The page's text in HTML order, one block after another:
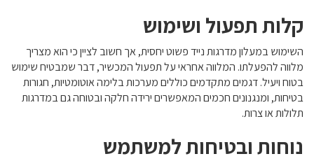
קלות תפעול ושימוש
השימוש במעלון מדרגות נייד פשוט יחסית, אך חשוב לציין כי הוא מצריך
מלווה להפעלתו. המלווה אחראי על תפעול המכשיר, דבר שמבטיח שימוש
בטוח ויעיל. דגמים מתקדמים כוללים מערכות בלימה אוטומטיות, חגורות
בטיחות, ומנגנונים חכמים המאפשרים ירידה חלקה ובטוחה גם במדרגות
תלולות או צרות.
נוחות ובטיחות למשתמש